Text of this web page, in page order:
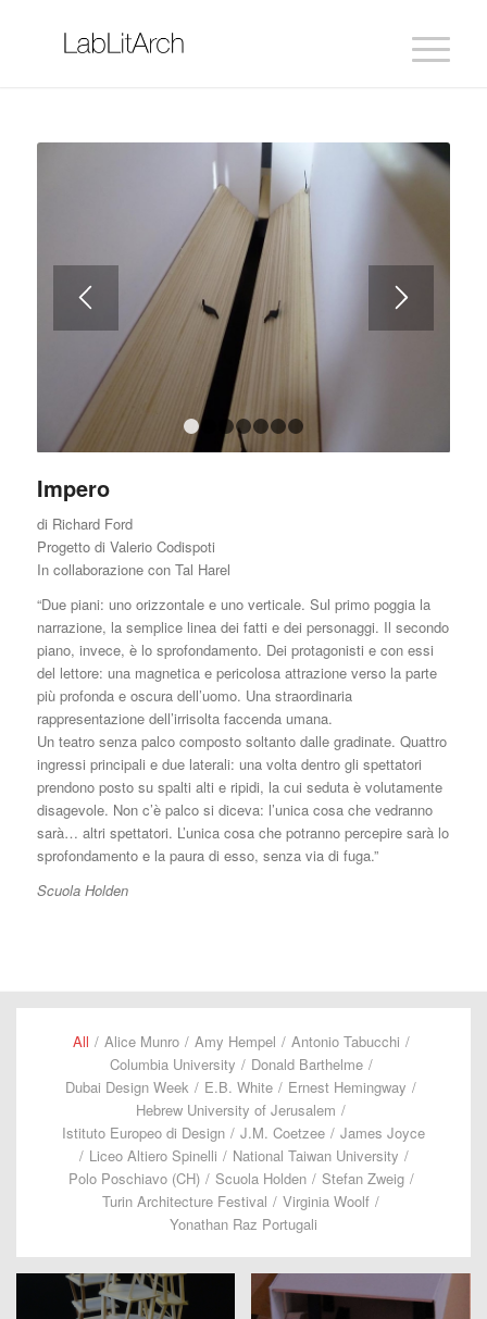
1
Impero
di Richard Ford
Progetto di Valerio Codispoti
In collaborazione con Tal Harel
“Due piani: uno orizzontale e uno verticale. Sul primo poggia la
narrazione, la semplice linea dei fatti e dei personaggi. Il secondo
piano, invece, è lo sprofondamento. Dei protagonisti e con essi
del lettore: una magnetica e pericolosa attrazione verso la parte
più profonda e oscura dell’uomo. Una straordinaria
rappresentazione dell’irrisolta faccenda umana.
Un teatro senza palco composto soltanto dalle gradinate. Quattro
ingressi principali e due laterali: una volta dentro gli spettatori
prendono posto su spalti alti e ripidi, la cui seduta è volutamente
disagevole. Non c’è palco si diceva: l’unica cosa che vedranno
sarà… altri spettatori. L’unica cosa che potranno percepire sarà lo
sprofondamento e la paura di esso, senza via di fuga.”
Scuola Holden
All / Alice Munro / Amy Hempel / Antonio Tabucchi /
Columbia University / Donald Barthelme /
Dubai Design Week / E.B. White / Ernest Hemingway /
Hebrew University of Jerusalem /
Istituto Europeo di Design / J.M. Coetzee / James Joyce
/ Liceo Altiero Spinelli / National Taiwan University /
Polo Poschiavo (CH) / Scuola Holden / Stefan Zweig /
Turin Architecture Festival / Virginia Woolf /
Yonathan Raz Portugali